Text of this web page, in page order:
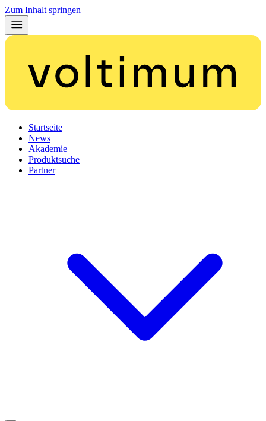
Zum Inhalt springen
Startseite
News
Akademie
Produktsuche
Partner